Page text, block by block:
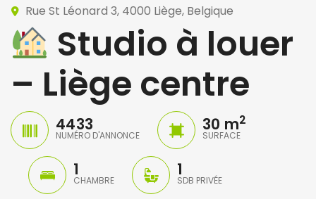
Rue St Léonard 3, 4000 Liège, Belgique
Studio à louer
– Liège centre
4433
NUMÉRO D'ANNONCE
30 m2
SURFACE
1
CHAMBRE
1
SDB PRIVÉE